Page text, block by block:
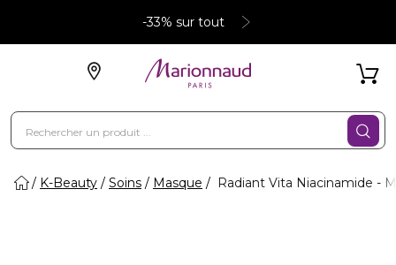
-33% sur tout
K-Beauty Soins Masque Radiant Vita Niacinamide -